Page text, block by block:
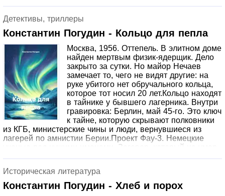
хочет остаться в ней навсегда. А Тим вдруг понимает:
быть самим собой это не слабость, а самая настоящая
суперсила.Смогут ли два Тима найти общий язык? И что
важнее идеальная копия или живой, несовершенный, но
настоящий друг?Тим-2 это современная история о
дружбе, поиске себя и о том, что даже у робота может
быть душа. А у человека право оставаться собой.
Детективы, триллеры
Константин Погудин - Кольцо для пепла
Москва, 1956. Оттепель. В элитном доме
найден мертвым физик-ядерщик. Дело
закрыто за сутки. Но майор Нечаев
замечает то, чего не видят другие: на
руке убитого нет обручального кольца,
которое тот носил 20 лет.Кольцо находят
в тайнике у бывшего лагерника. Внутри
гравировка: Берлин, май 45-го. Это ключ
к тайне, которую скрывают полковники
из КГБ, министерские чины и люди, вернувшиеся из
лагерей по амнистии Берии.Проект Фау-3. Немецкие
ученые под чужими именами. Заговор, который не умер
году за правду убивают так же, как в 1937-м.
Историческая литература
Константин Погудин - Хлеб и порох